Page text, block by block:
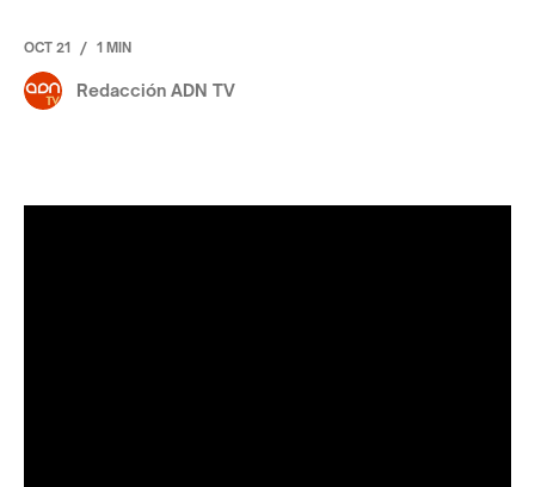
OCT 21 / 1 MIN
Redacción ADN TV